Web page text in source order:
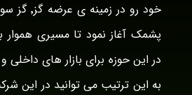
پشمک آغاز نمود تا مسیری هموار
در این حوزه برای بازار های
به این ترتیب می توانید در این